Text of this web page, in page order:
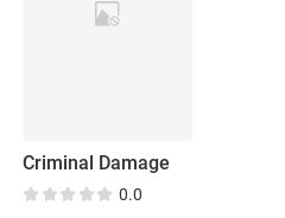
Criminal Damage
0.0